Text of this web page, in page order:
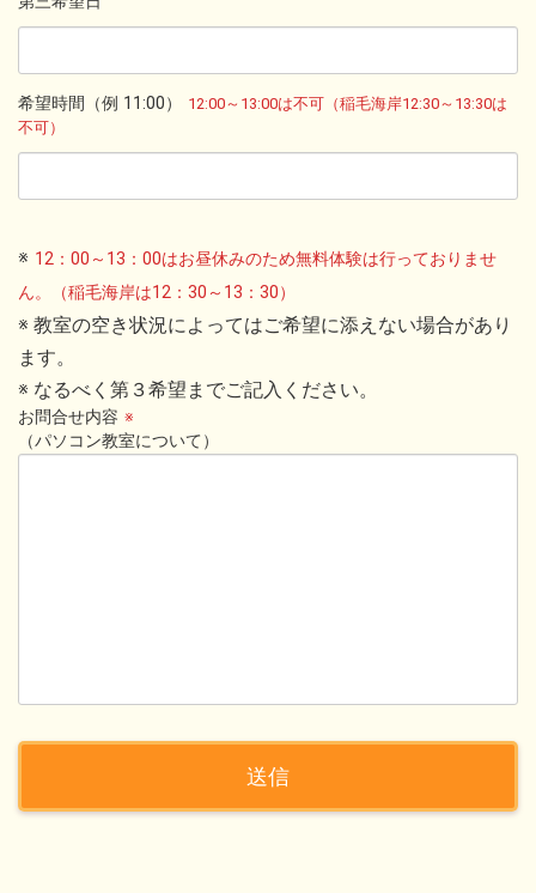
希望時間（例 11:00）
12:00～13:00は不可（稲毛海岸12:30～13:30は
不可）
※ 12：00～13：00はお昼休みのため無料体験は行っておりませ
ん。（稲毛海岸は12：30～13：30）
※ 教室の空き状況によってはご希望に添えない場合があり
ます。
※ なるべく第３希望までご記入ください。
お問合せ内容 ※
（パソコン教室について）